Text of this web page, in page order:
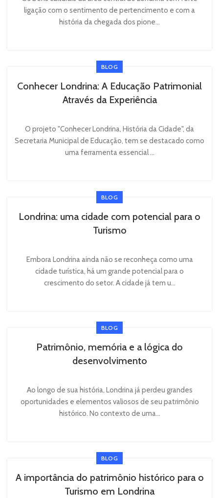
ligação com o sentimento de pertencimento e com a
história da chegada dos pione...
BLOG
Conhecer Londrina: A Educação Patrimonial
Através da Experiência
O projeto "Conhecer Londrina, História da Cidade", da
Secretaria Municipal de Educação, tem se destacado como
uma ferramenta essencial ...
BLOG
Londrina: uma cidade com potencial para o
Turismo
Embora Londrina ainda não se reconheça como uma
cidade turística, há um grande potencial para o
crescimento do setor. A cidade já tem u...
BLOG
Patrimônio, memória e a lógica do
desenvolvimento
Ao longo de sua história, Londrina já perdeu grandes
oportunidades e elementos valiosos de seu patrimônio
histórico. No contexto de uma...
BLOG
A importância do patrimônio histórico para o
Turismo em Londrina